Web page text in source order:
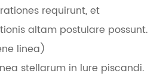
requirunt, et
altam postulare possunt.
linea)
stellarum in lure piscandi.